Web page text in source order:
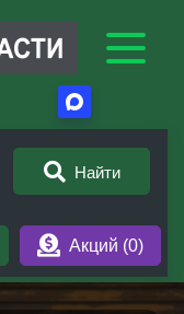
Найти
Акций (0)